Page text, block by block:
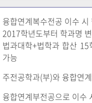
융합연계복수전공 이수
2017학년도부터 학과명
법과대학+법학과 합산
가능
주전공학과(부)와 융합연
융합연계부전공으로 이수